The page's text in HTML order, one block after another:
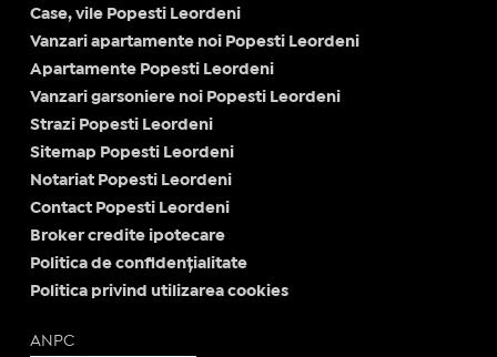
Case, vile Popesti Leordeni
Vanzari apartamente noi Popesti Leordeni
Apartamente Popesti Leordeni
Vanzari garsoniere noi Popesti Leordeni
Strazi Popesti Leordeni
Sitemap Popesti Leordeni
Notariat Popesti Leordeni
Contact Popesti Leordeni
Broker credite ipotecare
Politica de confidențialitate
Politica privind utilizarea cookies
ANPC